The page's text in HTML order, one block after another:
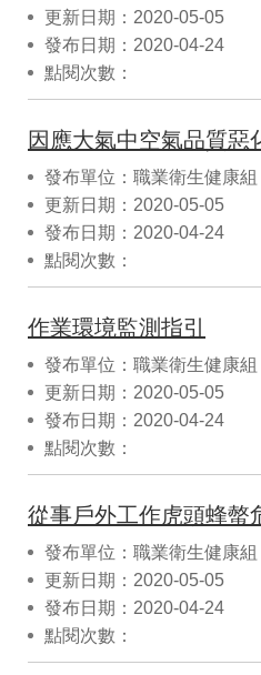
更新日期：2020-05-05
發布日期：2020-04-24
點閱次數：
因應大氣中空氣品質惡
發布單位：職業衛生健康組
更新日期：2020-05-05
發布日期：2020-04-24
點閱次數：
作業環境監測指引
發布單位：職業衛生健康組
更新日期：2020-05-05
發布日期：2020-04-24
點閱次數：
從事戶外工作虎頭蜂螫
發布單位：職業衛生健康組
更新日期：2020-05-05
發布日期：2020-04-24
點閱次數：